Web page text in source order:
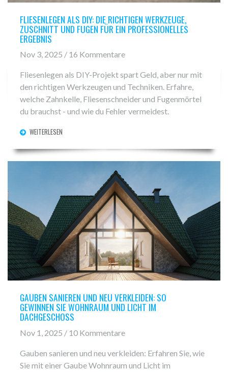
FLIESENLEGEN ALS DIY: DIE RICHTIGEN WERKZEUGE,
ZUSCHNITT UND FUGEN FÜR EIN PROFESSIONELLES
ERGEBNIS
Nov 3, 2025 / 16 Kommentare
Fliesenlegen als DIY-Projekt spart Geld, aber nur mit
den richtigen Werkzeugen und Techniken. Erfahre,
welche Zahnkelle, Fliesenschneider und Fugenmörtel
du brauchst - und wie du Fehler vermeidest.
WEITERLESEN
GAUBEN SANIEREN UND NEU VERKLEIDEN: SO
GEWINNEN SIE WOHNRAUM UND LICHT IM
DACHGESCHOSS
Nov 1, 2025 / 10 Kommentare
Gauben sanieren und neu verkleiden: Erfahren Sie, wie
Sie mit einer Gaube Wohnraum und Licht im